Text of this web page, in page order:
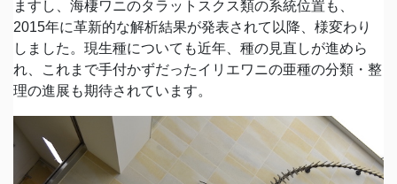
ますし、海棲ワニのタラットスクス類の系統位置も、
2015年に革新的な解析結果が発表されて以降、様変わり
しました。現生種についても近年、種の見直しが進めら
れ、これまで手付かずだったイリエワニの亜種の分類・整
理の進展も期待されています。